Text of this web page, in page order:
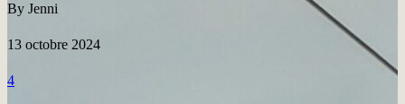
By Jenni
13 octobre 2024
4